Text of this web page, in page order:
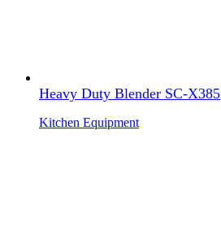
Heavy Duty Blender SC-X385
Kitchen Equipment